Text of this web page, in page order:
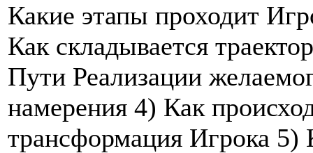
Какие этапы проходит
Как складывается
Пути Реализации
намерения 4) Как
трансформация Игрока 5)